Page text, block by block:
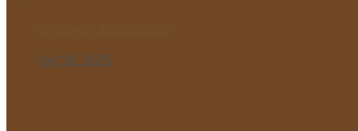
Οκτ 28, 2025